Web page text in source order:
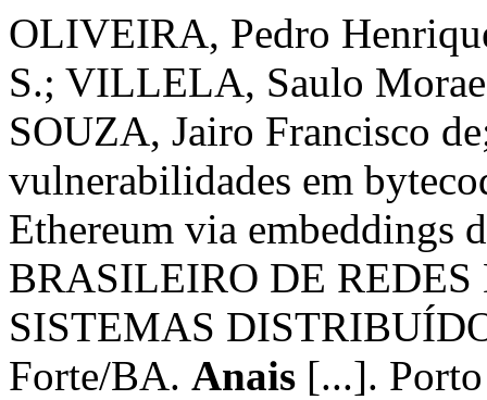
OLIVEIRA, Pedro
S.; VILLELA, Saulo
SOUZA, Jairo Francisco
vulnerabilidades em
Ethereum via embeddings
BRASILEIRO DE
SISTEMAS
Forte/BA. Anais [...].